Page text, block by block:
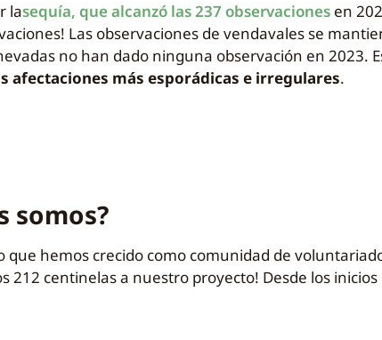
lasequía, que alcanzó las 237 observaciones en
Las observaciones de vendavales se
no han dado ninguna observación en 2023.
afectaciones más esporádicas e irregulares.
somos?
que hemos crecido como comunidad de
212 centinelas a nuestro proyecto! Desde los